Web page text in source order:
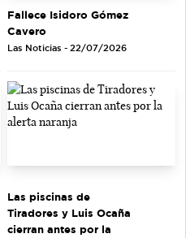
Fallece Isidoro Gómez
Cavero
Las Noticias - 22/07/2026
Las piscinas de
Tiradores y Luis Ocaña
cierran antes por la